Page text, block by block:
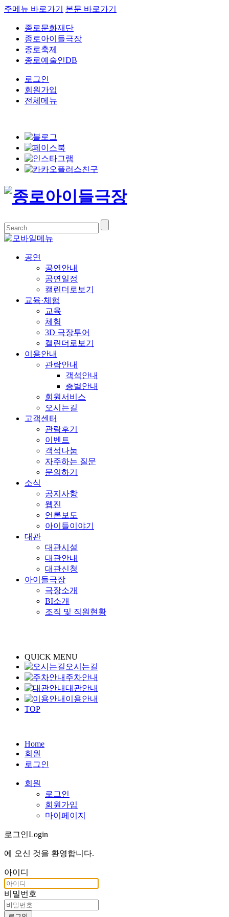
주메뉴 바로가기 본문 바로가기
종로문화재단
종로아이들극장
종로축제
종로예술인DB
로그인
회원가입
전체메뉴
공연
공연안내
공연일정
캘린더로보기
교육·체험
교육
체험
3D 극장투어
캘린더로보기
이용안내
관람안내
객석안내
층별안내
회원서비스
오시는길
고객센터
관람후기
이벤트
객석나눔
자주하는 질문
문의하기
소식
공지사항
웹진
언론보도
아이들이야기
대관
대관시설
대관안내
대관신청
아이들극장
극장소개
BI소개
조직 및 직원현황
QUICK MENU
오시는길
주차안내
대관안내
이용안내
TOP
Home
회원
로그인
회원
로그인
회원가입
마이페이지
로그인Login
에 오신 것을 환영합니다.
아이디
비밀번호